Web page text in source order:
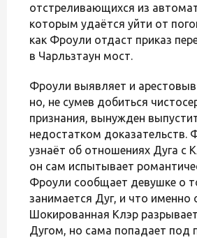
отстреливающихся из
которым удаётся уйти от
как Фроули отдаст приказ
в Чарльзтаун мост.
Фроули выявляет и
но, не сумев добиться
признания, вынужден
недостатком доказательств.
узнаёт об отношениях Дуга с
он сам испытывает
Фроули сообщает девушке о
занимается Дуг, и что именно
Шокированная Клэр
Дугом, но сама попадает под